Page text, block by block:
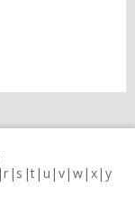
r s t u v w x y